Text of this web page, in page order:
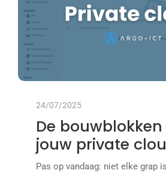
24/07/2025
De
jouw private
Pas op vandaag: niet elke grap